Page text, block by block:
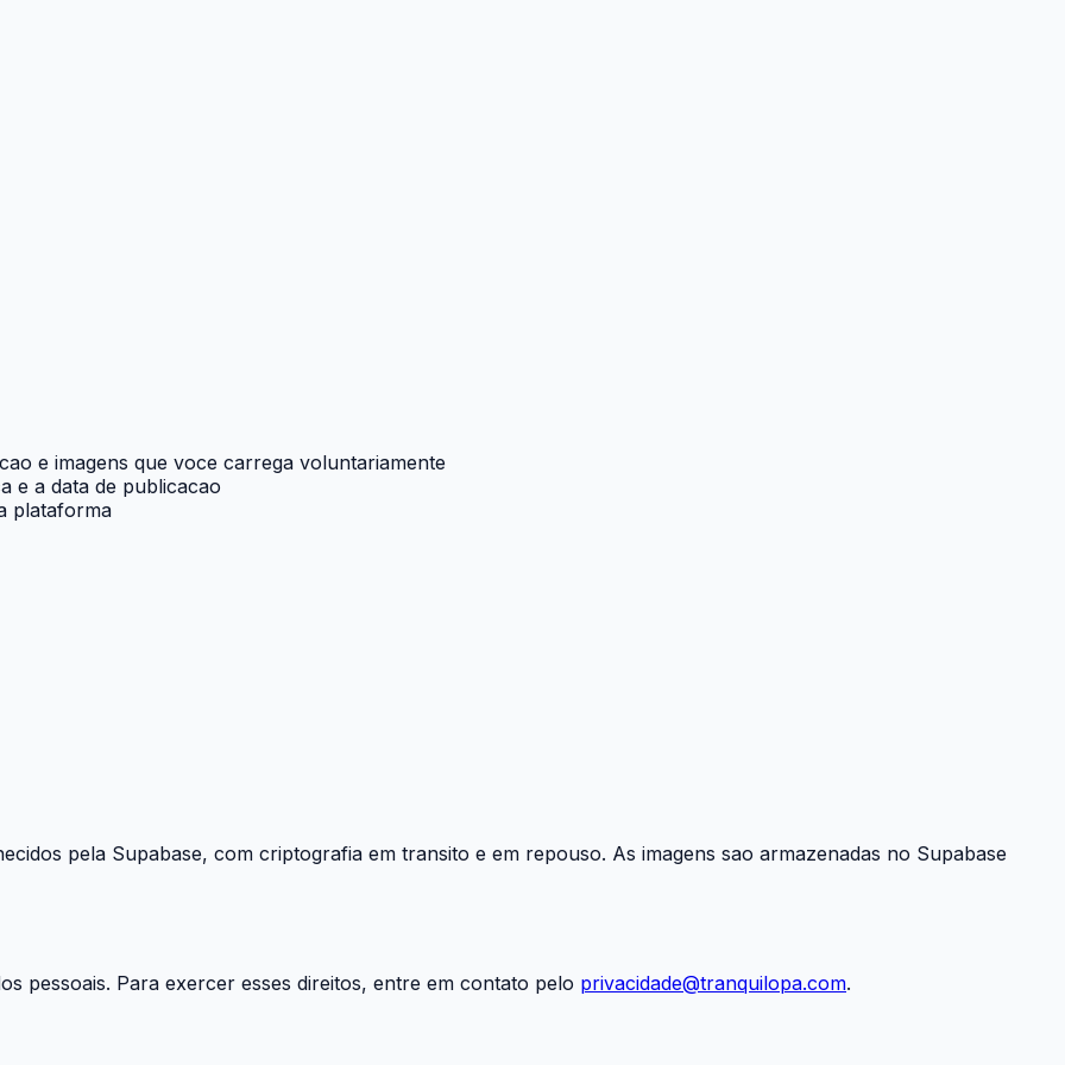
e imagens que voce carrega voluntariamente
e a data de publicacao
plataforma
pela Supabase, com criptografia em transito e em repouso. As imagens sao armazenadas no Supabase
pessoais. Para exercer esses direitos, entre em contato pelo privacidade@tranquilopa.com.